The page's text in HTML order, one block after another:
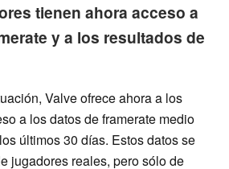
tienen ahora acceso a
y a los resultados de
Valve ofrece ahora a los
a los datos de framerate medio
últimos 30 días. Estos datos se
jugadores reales, pero sólo de